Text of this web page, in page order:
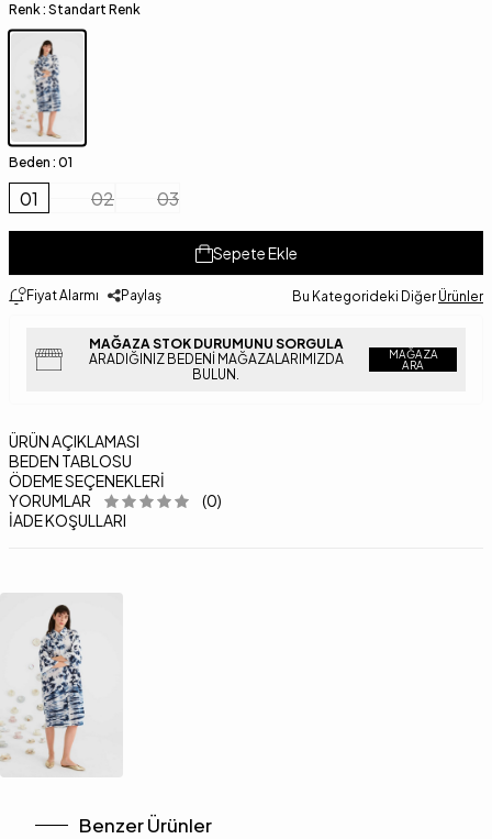
Renk : Standart Renk
Beden : 01
01 02 03
Sepete Ekle
Fiyat Alarmı Paylaş Bu Kategorideki Diğer Ürünler
MAĞAZA STOK DURUMUNU SORGULA
ARADIĞINIZ BEDENI MAĞAZALARIMIZDA
BULUN.
MAĞAZA
ARA
ÜRÜN AÇIKLAMASI
BEDEN TABLOSU
ÖDEME SEÇENEKLERI
YORUMLAR
(0)
İADE KOŞULLARI
Benzer Ürünler